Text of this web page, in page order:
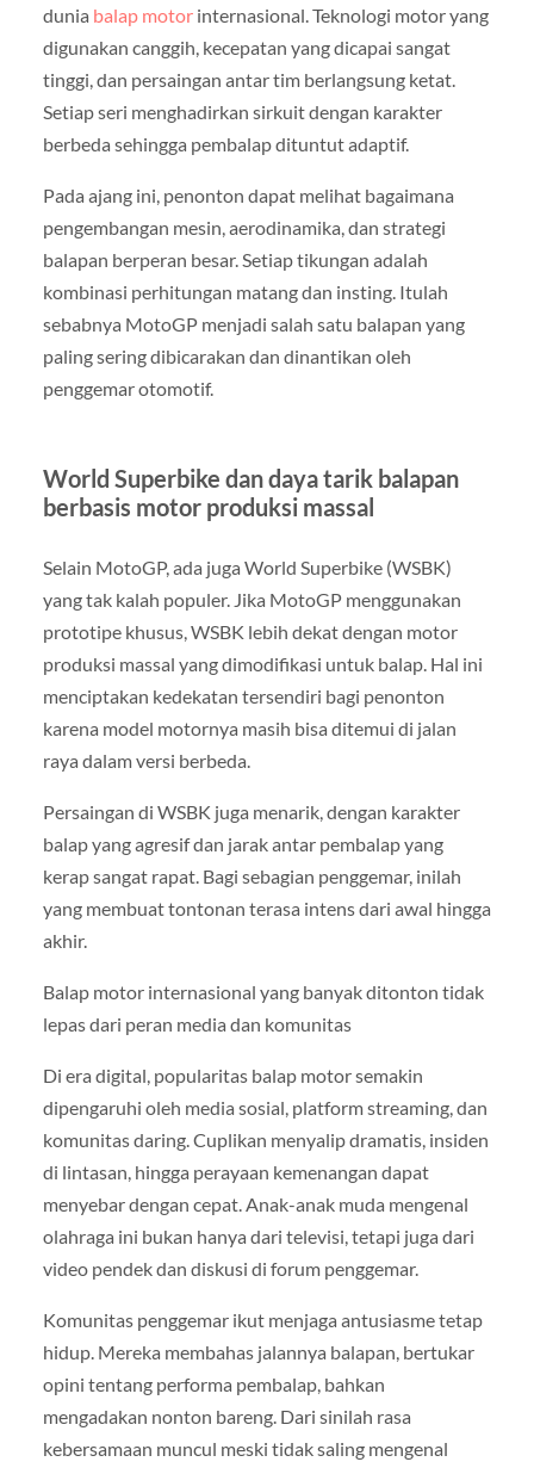
dunia balap motorinternasional. Teknologi motor yang
digunakan canggih, kecepatan yang dicapai sangat
tinggi, dan persaingan antar tim berlangsung ketat.
Setiap seri menghadirkan sirkuit dengan karakter
berbeda sehingga pembalap dituntut adaptif.
Pada ajang ini, penonton dapat melihat bagaimana
pengembangan mesin, aerodinamika, dan strategi
balapan berperan besar. Setiap tikungan adalah
kombinasi perhitungan matang dan insting. Itulah
sebabnya MotoGP menjadi salah satu balapan yang
paling sering dibicarakan dan dinantikan oleh
penggemar otomotif.
World Superbike dan daya tarik balapan
berbasis motor produksi massal
Selain MotoGP, ada juga World Superbike (WSBK)
yang tak kalah populer. Jika MotoGP menggunakan
prototipe khusus, WSBK lebih dekat dengan motor
produksi massal yang dimodifikasi untuk balap. Hal ini
menciptakan kedekatan tersendiri bagi penonton
karena model motornya masih bisa ditemui di jalan
raya dalam versi berbeda.
Persaingan di WSBK juga menarik, dengan karakter
balap yang agresif dan jarak antar pembalap yang
kerap sangat rapat. Bagi sebagian penggemar, inilah
yang membuat tontonan terasa intens dari awal hingga
akhir.
Balap motor internasional yang banyak ditonton tidak
lepas dari peran media dan komunitas
Di era digital, popularitas balap motor semakin
dipengaruhi oleh media sosial, platform streaming, dan
komunitas daring. Cuplikan menyalip dramatis, insiden
di lintasan, hingga perayaan kemenangan dapat
menyebar dengan cepat. Anak-anak muda mengenal
olahraga ini bukan hanya dari televisi, tetapi juga dari
video pendek dan diskusi di forum penggemar.
Komunitas penggemar ikut menjaga antusiasme tetap
hidup. Mereka membahas jalannya balapan, bertukar
opini tentang performa pembalap, bahkan
mengadakan nonton bareng. Dari sinilah rasa
kebersamaan muncul meski tidak saling mengenal